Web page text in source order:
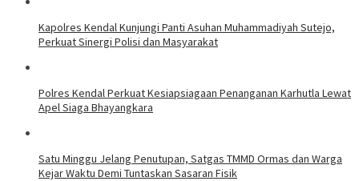
Kapolres Kendal Kunjungi Panti Asuhan Muhammadiyah Sutejo,
Perkuat Sinergi Polisi dan Masyarakat
Polres Kendal Perkuat Kesiapsiagaan Penanganan Karhutla Lewat
Apel Siaga Bhayangkara
Satu Minggu Jelang Penutupan, Satgas TMMD Ormas dan Warga
Kejar Waktu Demi Tuntaskan Sasaran Fisik